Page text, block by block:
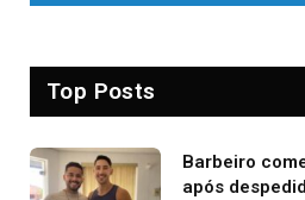
Top Posts
Barbeiro
após